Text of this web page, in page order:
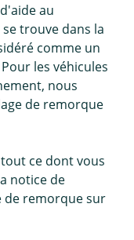
au
trouve dans la
comme un
les véhicules
nous
de remorque
ce dont vous
notice de
de remorque sur